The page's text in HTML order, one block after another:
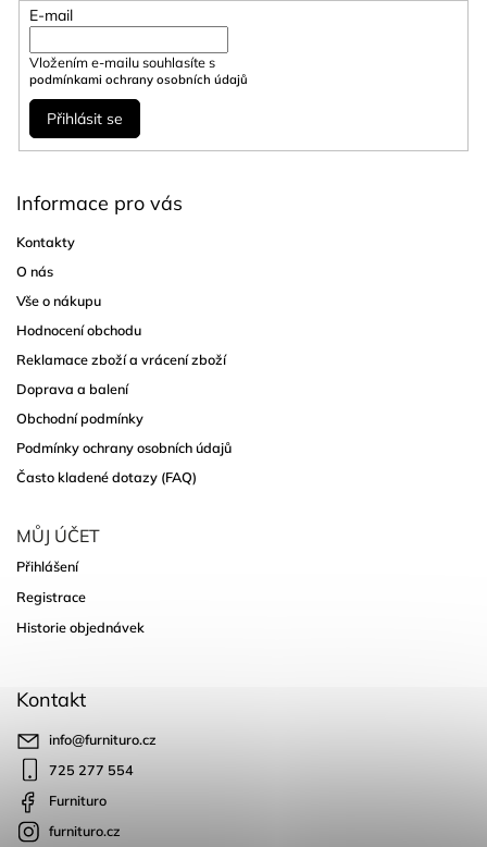
E-mail
Vložením e-mailu souhlasíte s
podmínkami ochrany osobních údajů
Přihlásit se
Informace pro vás
Kontakty
O nás
Vše o nákupu
Hodnocení obchodu
Reklamace zboží a vrácení zboží
Doprava a balení
Obchodní podmínky
Podmínky ochrany osobních údajů
Často kladené dotazy (FAQ)
MŮJ ÚČET
Přihlášení
Registrace
Historie objednávek
Kontakt
info@furnituro.cz
725 277 554
Furnituro
furnituro.cz